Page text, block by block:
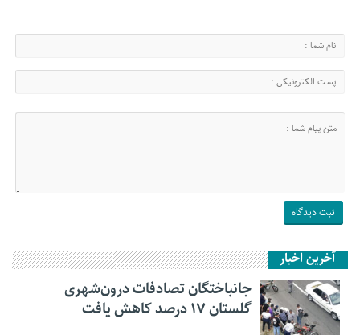
آخرین اخبار
جانباختگان تصادفات درون‌شهری
گلستان ۱۷ درصد کاهش یافت